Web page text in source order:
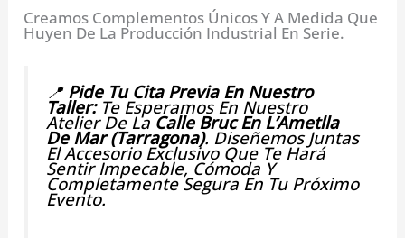
Creamos Complementos Únicos Y A Medida Que
Huyen De La Producción Industrial En Serie.
📍 Pide Tu Cita Previa En Nuestro
Taller:Te Esperamos En Nuestro
Atelier De La Calle Bruc En L’Ametlla
De Mar (Tarragona). Diseñemos Juntas
El Accesorio Exclusivo Que Te Hará
Sentir Impecable, Cómoda Y
Completamente Segura En Tu Próximo
Evento.